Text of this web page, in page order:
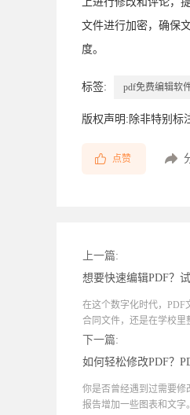
文件进行加密，确保
度。
标签: pdf免费编辑软
版权声明:除非特别标
点赞
上一篇:
想要快速编辑PDF？
在这个数字化时代，PDF
合同文件，还是在学校里
下一篇:
如何轻松修改PDF？
你是否曾经遇到过需要修
报告增加一些图表和文字